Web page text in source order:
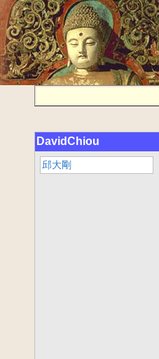
DavidChiou
邱大剛